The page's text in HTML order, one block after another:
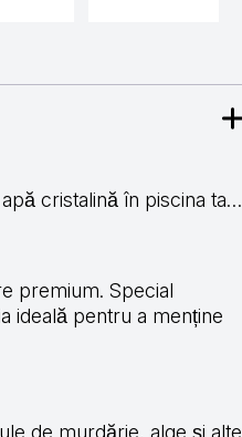
cristalină în piscina ta…
premium. Special
ideală pentru a menține
de murdărie, alge și alte